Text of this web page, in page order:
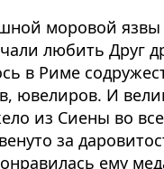
моровой язвы
любить Друг
в Риме
ювелиров. И
из Сиены во
за
ему